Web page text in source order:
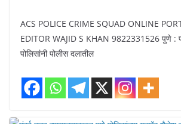
ACS POLICE CRIME SQUAD ONLINE
EDITOR WAJID S KHAN 9822331526 पुणे :
पोलिसांनी पोलीस दलातील